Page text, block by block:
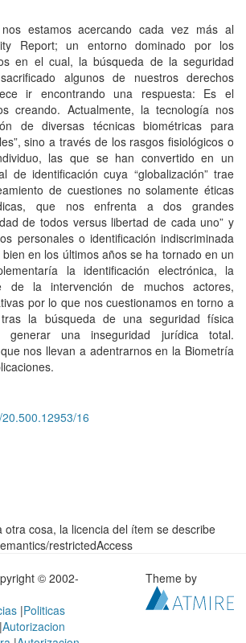
estamos acercando cada vez más al
Report; un entorno dominado por los
en el cual, la búsqueda de la seguridad
algunos de nuestros derechos
ir encontrando una respuesta: Es el
creando. Actualmente, la tecnología nos
de diversas técnicas biométricas para
sino a través de los rasgos fisiológicos o
las que se han convertido en un
de identificación cuya “globalización” trae
de cuestiones no solamente éticas
que nos enfrenta a dos grandes
de todos versus libertad de cada uno” y
personales o identificación indiscriminada
en los últimos años se ha tornado en un
la identificación electrónica, la
de la intervención de muchos actores,
por lo que nos cuestionamos en torno a
la búsqueda de una seguridad física
generar una inseguridad jurídica total.
nos llevan a adentrarnos en la Biometría
16
otra cosa, la licencia del ítem se describe
restrictedAccess
© 2002-
|Politicas
|Autorizacion
Theme by